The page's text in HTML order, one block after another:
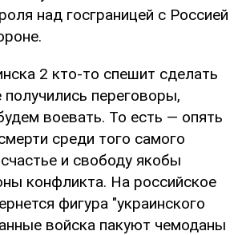
над госграницей с Россией
2 кто-то спешит сделать
переговоры,
воевать. То есть — опять
среди того самого
и свободу якобы
конфликта. На российское
фигура "украинского
войска пакуют чемоданы